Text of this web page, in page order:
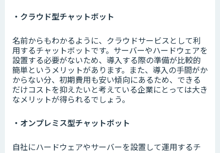
・クラウド型チャットボット
名前からもわかるように、クラウドサービスとして利
用するチャットボットです。サーバーやハードウェアを
設置する必要がないため、導入する際の準備が比較的
簡単というメリットがあります。また、導入の手間がか
からない分、初期費用も安い傾向にあるため、できる
だけコストを抑えたいと考えている企業にとっては大き
なメリットが得られるでしょう。
・オンプレミス型チャットボット
自社にハードウェアやサーバーを設置して運用するチ